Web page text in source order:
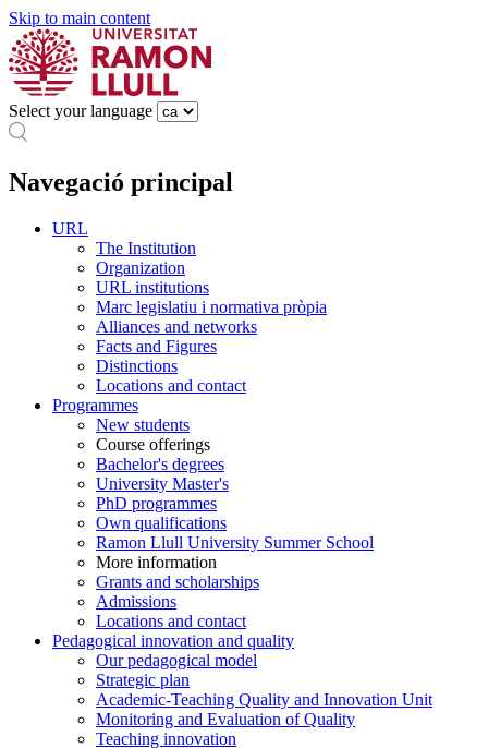
Skip to main content
Select your language
Navegació principal
URL
The Institution
Organization
URL institutions
Marc legislatiu i normativa pròpia
Alliances and networks
Facts and Figures
Distinctions
Locations and contact
Programmes
New students
Course offerings
Bachelor's degrees
University Master's
PhD programmes
Own qualifications
Ramon Llull University Summer School
More information
Grants and scholarships
Admissions
Locations and contact
Pedagogical innovation and quality
Our pedagogical model
Strategic plan
Academic-Teaching Quality and Innovation Unit
Monitoring and Evaluation of Quality
Teaching innovation